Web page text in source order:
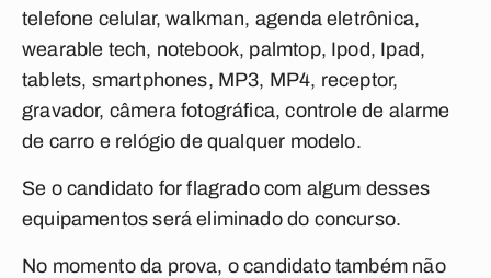
telefone celular, walkman, agenda eletrônica,
wearable tech, notebook, palmtop, Ipod, Ipad,
tablets, smartphones, MP3, MP4, receptor,
gravador, câmera fotográfica, controle de alarme
de carro e relógio de qualquer modelo.
Se o candidato for flagrado com algum desses
equipamentos será eliminado do concurso.
No momento da prova, o candidato também não